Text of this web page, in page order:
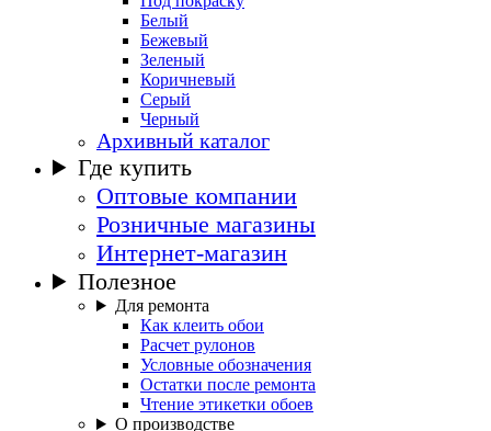
Белый
Бежевый
Зеленый
Коричневый
Серый
Черный
Архивный каталог
Где купить
Оптовые компании
Розничные магазины
Интернет-магазин
Полезное
Для ремонта
Как клеить обои
Расчет рулонов
Условные обозначения
Остатки после ремонта
Чтение этикетки обоев
О производстве